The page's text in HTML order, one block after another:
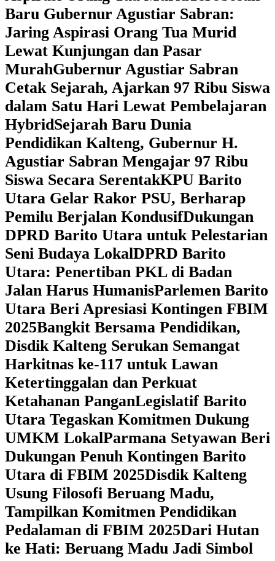
Baru Gubernur Agustiar Sabran:
Jaring Aspirasi Orang Tua Murid
Lewat Kunjungan dan Pasar
MurahGubernur Agustiar Sabran
Cetak Sejarah, Ajarkan 97 Ribu Siswa
dalam Satu Hari Lewat Pembelajaran
HybridSejarah Baru Dunia
Pendidikan Kalteng, Gubernur H.
Agustiar Sabran Mengajar 97 Ribu
Siswa Secara SerentakKPU Barito
Utara Gelar Rakor PSU, Berharap
Pemilu Berjalan KondusifDukungan
DPRD Barito Utara untuk Pelestarian
Seni Budaya LokalDPRD Barito
Utara: Penertiban PKL di Badan
Jalan Harus HumanisParlemen Barito
Utara Beri Apresiasi Kontingen FBIM
2025‎Bangkit Bersama Pendidikan,
Disdik Kalteng Serukan Semangat
Harkitnas ke-117 untuk Lawan
Ketertinggalan dan Perkuat
Ketahanan PanganLegislatif Barito
Utara Tegaskan Komitmen Dukung
UMKM LokalParmana Setyawan Beri
Dukungan Penuh Kontingen Barito
Utara di FBIM 2025Disdik Kalteng
Usung Filosofi Beruang Madu,
Tampilkan Komitmen Pendidikan
Pedalaman di FBIM 2025‎Dari Hutan
ke Hati: Beruang Madu Jadi Simbol